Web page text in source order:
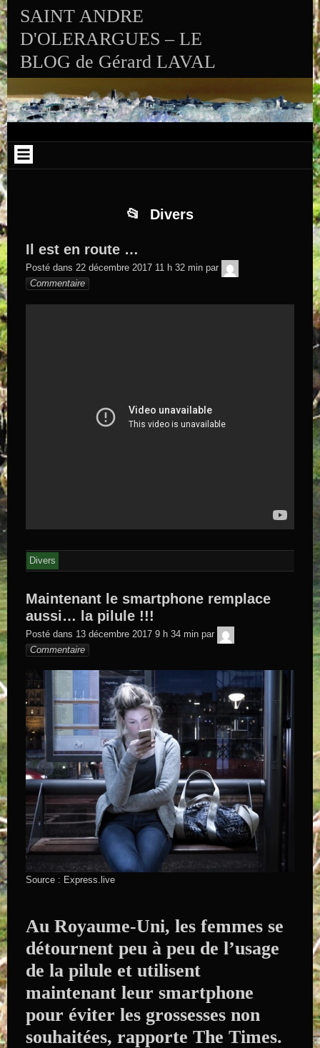
Skip to VISITS_COUNTER_WIDGET
SAINT ANDRE
D'OLERARGUES – LE
BLOG de Gérard LAVAL
Divers
Il est en route …
Posté dans 22 décembre 2017 11 h 32 min par
Commentaire
Divers
Maintenant le smartphone remplace
aussi… la pilule !!!
Posté dans 13 décembre 2017 9 h 34 min par
Commentaire
Source : Express.live
Au Royaume-Uni, les femmes se
détournent peu à peu de l’usage
de la pilule et utilisent
maintenant leur smartphone
pour éviter les grossesses non
souhaitées, rapporte The Times.